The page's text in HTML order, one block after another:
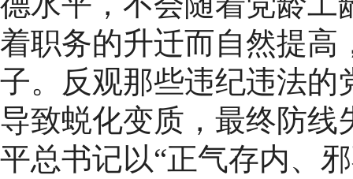
着职务的升迁而自然提高
子。反观那些违纪违法的
导致蜕化变质，最终防线
平总书记以“正气存内、